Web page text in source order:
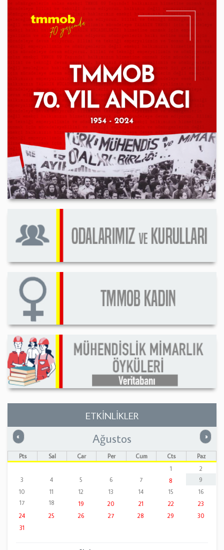
ETKİNLİKLER
« Önceki »
Ağustos
Pts Sal Çar Per Cum Cts
Paz
1
2
3
4 5 6 7 8
9
10
11 12 13 14 15
16
17
18 19 20 21 22
23
24
25 26 27 28 29
30
31